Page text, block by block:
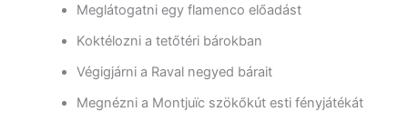
Meglátogatni egy flamenco előadást
Koktélozni a tetőtéri bárokban
Végigjárni a Raval negyed bárait
Megnézni a Montjuïc szökőkút esti fényjátékát